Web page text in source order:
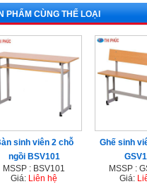
PHẨM CÙNG THỂ LOẠI
sinh viên 2 chỗ
ngồi BSV101
MSSP : BSV101
Giá: Liên hệ
Ghế sinh
MSSP :
Giá: